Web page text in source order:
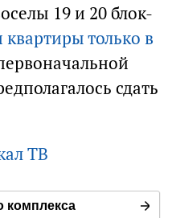
19 и 20 блок-
квартиры только в
сдать
ТВ
комплекса